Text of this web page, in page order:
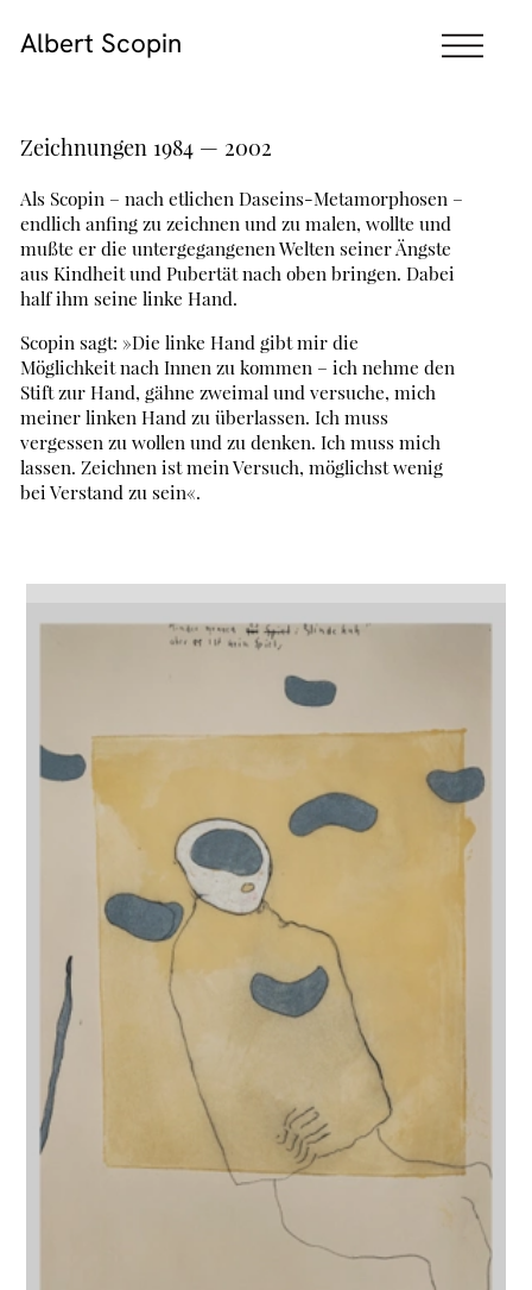
Albert Scopin
Als Scopin – nach etlichen Daseins-Metamorphosen –
endlich anfing zu zeichnen und zu malen, wollte und
aus Kindheit und Pubertät nach oben bringen. Dabei
half ihm seine linke Hand.
Scopin sagt: »Die linke Hand gibt mir die
Möglichkeit nach Innen zu kommen – ich nehme den
Stift zur Hand, gähne zweimal und versuche, mich
meiner linken Hand zu überlassen. Ich muss
lassen. Zeichnen ist mein Versuch, möglichst wenig
bei Verstand zu sein«.